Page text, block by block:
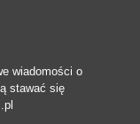
wiadomości o
stawać się